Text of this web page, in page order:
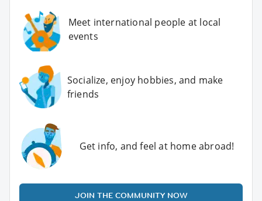
Meet international people at local
events
Socialize, enjoy hobbies, and make
friends
Get info, and feel at home abroad!
JOIN THE COMMUNITY NOW